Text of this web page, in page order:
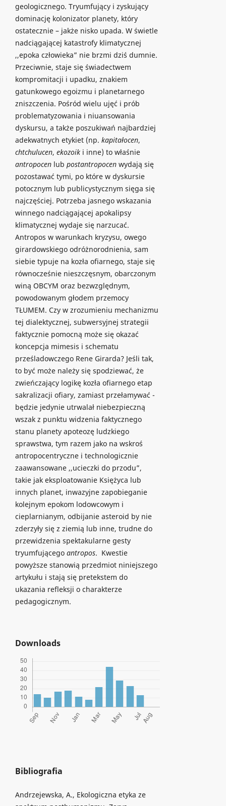
geologicznego. Tryumfujący i zyskujący
dominację kolonizator planety, który
ostatecznie – jakże nisko upada. W świetle
nadciągającej katastrofy klimatycznej
,,epoka człowieka” nie brzmi dziś dumnie.
Przeciwnie, staje się świadectwem
kompromitacji i upadku, znakiem
gatunkowego egoizmu i planetarnego
zniszczenia. Pośród wielu ujęć i prób
problematyzowania i niuansowania
dyskursu, a także poszukiwań najbardziej
adekwatnych etykiet (np. kapitałocen,
chtchulucen, ekozoiki inne) to właśnie
antropocenlub postantropocenwydają się
pozostawać tymi, po które w dyskursie
potocznym lub publicystycznym sięga się
najczęściej. Potrzeba jasnego wskazania
winnego nadciągającej apokalipsy
klimatycznej wydaje się narzucać.
Antropos w warunkach kryzysu, owego
girardowskiego odróżnorodnienia, sam
siebie typuje na kozła ofiarnego, staje się
równocześnie nieszczęsnym, obarczonym
winą OBCYM oraz bezwzględnym,
powodowanym głodem przemocy
TŁUMEM. Czy w zrozumieniu mechanizmu
tej dialektycznej, subwersyjnej strategii
faktycznie pomocną może się okazać
koncepcja mimesis i schematu
prześladowczego Rene Girarda? Jeśli tak,
to być może należy się spodziewać, że
zwieńczający logikę kozła ofiarnego etap
sakralizacji ofiary, zamiast przełamywać -
będzie jedynie utrwalał niebezpieczną
wszak z punktu widzenia faktycznego
stanu planety apoteozę ludzkiego
sprawstwa, tym razem jako na wskroś
antropocentryczne i technologicznie
zaawansowane ,,ucieczki do przodu”,
takie jak eksploatowanie Księżyca lub
innych planet, inwazyjne zapobieganie
kolejnym epokom lodowcowym i
cieplarnianym, odbijanie asteroid by nie
zderzyły się z ziemią lub inne, trudne do
przewidzenia spektakularne gesty
tryumfującego antropos. Kwestie
powyższe stanowią przedmiot niniejszego
artykułu i stają się pretekstem do
ukazania refleksji o charakterze
pedagogicznym.
Downloads
Bibliografia
Andrzejewska, A., Ekologiczna etyka ze